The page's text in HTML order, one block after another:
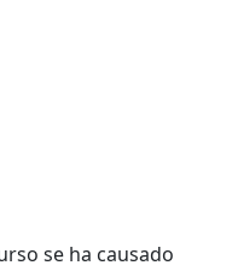
se ha causado